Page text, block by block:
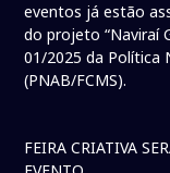
eventos já estão
do projeto “Naviraí
01/2025 da Política
(PNAB/FCMS).
FEIRA CRIATIVA